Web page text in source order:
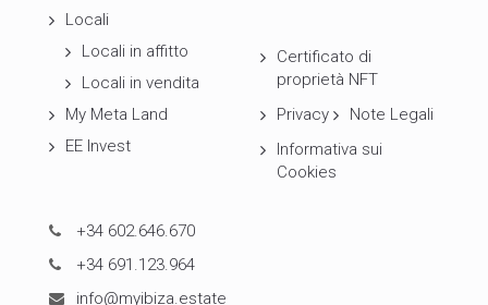
Locali
Locali in affitto
Locali in vendita
My Meta Land
EE Invest
Certificato di
proprietà NFT
Privacy
Note Legali
Informativa sui
Cookies
+34 602.646.670
+34 691.123.964
info@myibiza.estate